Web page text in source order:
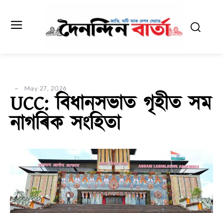
May 27, 2026
UCC: বিধানসভাত গৃহীত সম
নাগৰিক সংহিতা